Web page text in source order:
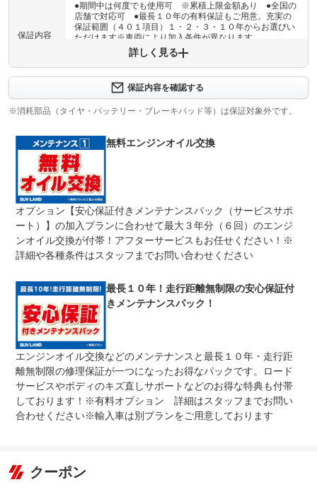
保証内容
●期間中は何度でも使用可 ※累積上限金額あり ●全国の
店舗で対応可 ●最長１０年の有料保証もご用意。充実の
保証範囲（４０１項目）１・２・３・１０年からお選びい
ただけます※車両により加入条件が異なります
保証項目
３ヶ月・３０００ｋｍ以内ならエンジン、トランスミッシ
ョン、ハイブリッド、ステアリング、ブレーキの各機構に
おける主要項目を無償修理（または交換）いたします。
修理回数 無制限
上限金額
車両本体価格
期間中は何度でも修理可能！修理金額は車両本体価格の１
００％までしっかり保証します。車両本体価格５０万円以
下の場合は５０万円まで保証します。
免責金
無し
保証修理の対象となる場合は、お客様の費用負担は一切ご
ざいません。
保証修理
全国のネクステージで受付可能！ご遠方でネクステージに
は、スタッフまでお気軽にお尋ねください。
法定整備
整備付 法定12ヶ月または法定24ヶ月点検整備付
※車検なし・車検整備付の場合は法定24ヶ月点検整備付
※商用車は6ヶ月または12ヶ月点検整備付
法定整備
について
１．契約後～納車までに法定点検を実施致します。 ２．
支払総額に整備代金を含んでおります。 ３．点検記録簿
が発行されます。
詳しく見る
保証内容を確認する
※消耗部品（タイヤ・バッテリー・ブレーキパッド等）は保証対象外です。
無料エンジンオイル交換
オプション【安心保証付きメンテナンスパック（サービスサポ
ート）】の加入プランに合わせて最大３年分（６回）のエンジ
ンオイル交換が付帯！アフターサービスもお任せください！※
詳細や各種条件はスタッフまでお問い合わせください
最長１０年！走行距離無制限の安心保証付
きメンテナンスパック！
エンジンオイル交換などのメンテナンスと最長１０年・走行距
離無制限の修理保証が一つになったお得なパックです。ロード
サービスやボディのキズ直しサポートなどのお得な特典も付帯
しております！※有料オプション 詳細はスタッフまでお問い
合わせください※輸入車は別プランをご用意しております
クーポン